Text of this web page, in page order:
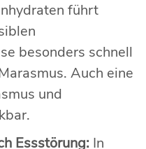
führt
besonders schnell
Auch eine
und
Essstörung: In